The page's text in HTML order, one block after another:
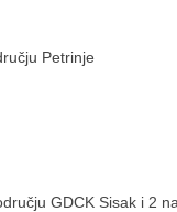
Petrinje
GDCK Sisak i 2